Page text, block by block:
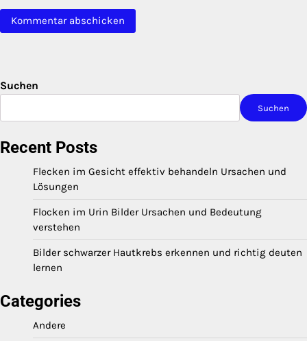
Suchen
Suchen
Recent Posts
Flecken im Gesicht effektiv behandeln Ursachen und
Lösungen
Flocken im Urin Bilder Ursachen und Bedeutung
verstehen
Bilder schwarzer Hautkrebs erkennen und richtig deuten
lernen
Categories
Andere